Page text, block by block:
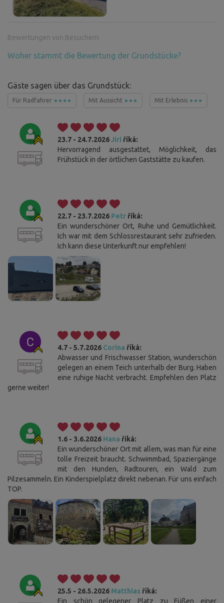
Bewertungen von Besuchern
Woher stammt die Bewertung der Grundstücke?
Gäste sagen über das Grundstück:
Für Radfahrer Mit Aussicht Mit Erlebnis
23.7 - 24.7.2026Jiri říká:
Hervorragend ausgestattet, Möglichkeit, das
Frühstück in der örtlichen Gaststätte zu kaufen.
22.7 - 23.7.2026 Petr říká:
Ein wunderschöner Ort, Ruhe und Gemütlichkeit.
Ich war mit dem Schlossrestaurant sehr zufrieden.
Ich kann diese Unterkunft nur empfehlen!
4.7 - 5.7.2026 Corina říká:
Abwasser und Frischwasser Station, wunderschön
gelegen an einem Teich unterhalb der Burg. Haben
eine ruhige Nacht verbracht. Empfehlen den Platz
gerne weiter!
1.6 - 3.6.2026 Hana říká:
Ein wunderschöner Ort mit allem, was man für eine
tolle Freizeit braucht. Schwimmbad, Spaziergänge
mit den Hunden, Radtouren, ein Wald zum
Pilzesammeln. Ein Kinderspielplatz direkt nebenan. Für uns einfach
TOP.
25.5 - 26.5.2026 Matthias říká:
Ein schön gelegener Platz zu Füßen einer